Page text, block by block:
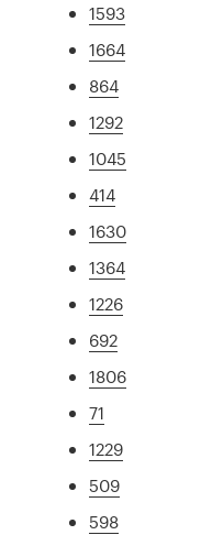
1593
1664
864
1292
1045
414
1630
1364
1226
692
1806
71
1229
509
598